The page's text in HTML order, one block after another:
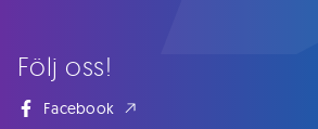
Följ oss!
Facebook